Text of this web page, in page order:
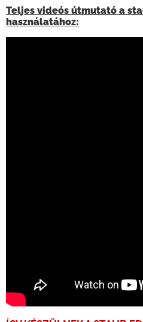
Teljes videós útmutató a
használatához: